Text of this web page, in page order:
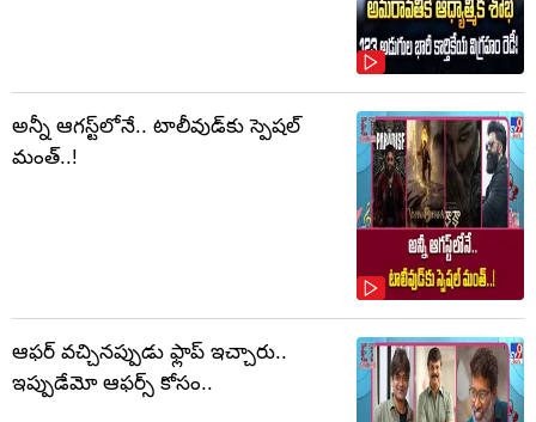
అన్నీ ఆగస్ట్‌లోనే.. టాలీవుడ్‌కు స్పెషల్
మంత్..!
ఆఫర్ వచ్చినప్పుడు ఫ్లాప్ ఇచ్చారు..
ఇప్పుడేమో ఆఫర్స్ కోసం..